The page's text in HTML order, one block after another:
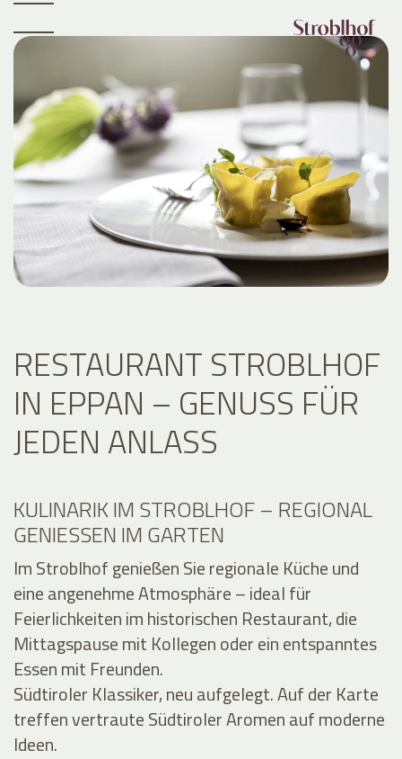
RESTAURANT STROBLHOF
IN EPPAN – GENUSS FÜR
JEDEN ANLASS
KULINARIK IM STROBLHOF – REGIONAL
GENIESSEN IM GARTEN
Im Stroblhof genießen Sie regionale Küche und
eine angenehme Atmosphäre – ideal für
Feierlichkeiten im historischen Restaurant, die
Mittagspause mit Kollegen oder ein entspanntes
Essen mit Freunden.
Südtiroler Klassiker, neu aufgelegt. Auf der Karte
treffen vertraute Südtiroler Aromen auf moderne
Ideen.